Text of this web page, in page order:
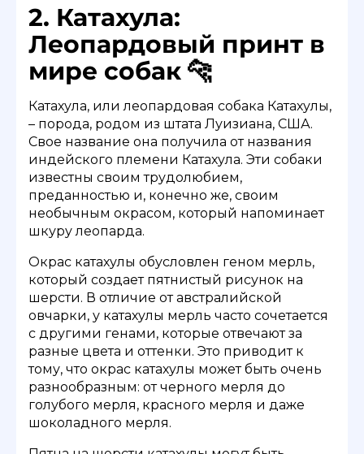
2. Катахула:
Леопардовый принт в
мире собак 🐆
Катахула, или леопардовая собака Катахулы,
– порода, родом из штата Луизиана, США.
Свое название она получила от названия
индейского племени Катахула. Эти собаки
известны своим трудолюбием,
преданностью и, конечно же, своим
необычным окрасом, который напоминает
шкуру леопарда.
Окрас катахулы обусловлен геном мерль,
который создает пятнистый рисунок на
шерсти. В отличие от австралийской
овчарки, у катахулы мерль часто сочетается
с другими генами, которые отвечают за
разные цвета и оттенки. Это приводит к
тому, что окрас катахулы может быть очень
разнообразным: от черного мерля до
голубого мерля, красного мерля и даже
шоколадного мерля.